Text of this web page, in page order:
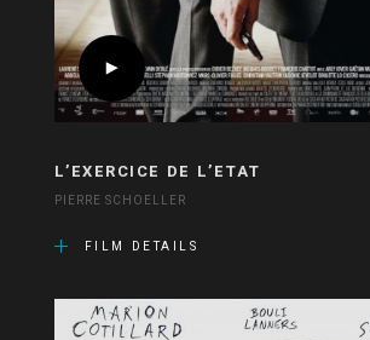
L’EXERCICE DE L’ETAT
PIERRE SCHOELLER
FILM DETAILS